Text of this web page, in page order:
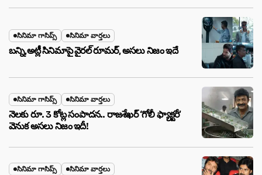
సినిమా గాసిప్స్ సినిమా వార్తలు
బన్ని,అట్లీ సినిమాపై వైరల్ రూమర్, అసలు నిజం ఇదే
సినిమా గాసిప్స్ సినిమా వార్తలు
నెలకు రూ. 3 కోట్ల సంపాదన.. రాజశేఖర్ ‘గోలీ ఫ్యాక్టరీ’
వెనుక అసలు నిజం ఇదీ!
సినిమా గాసిప్స్ సినిమా వార్తలు